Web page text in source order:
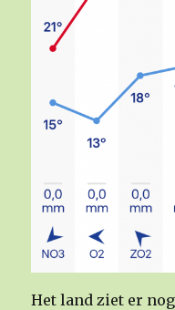
Het land ziet er